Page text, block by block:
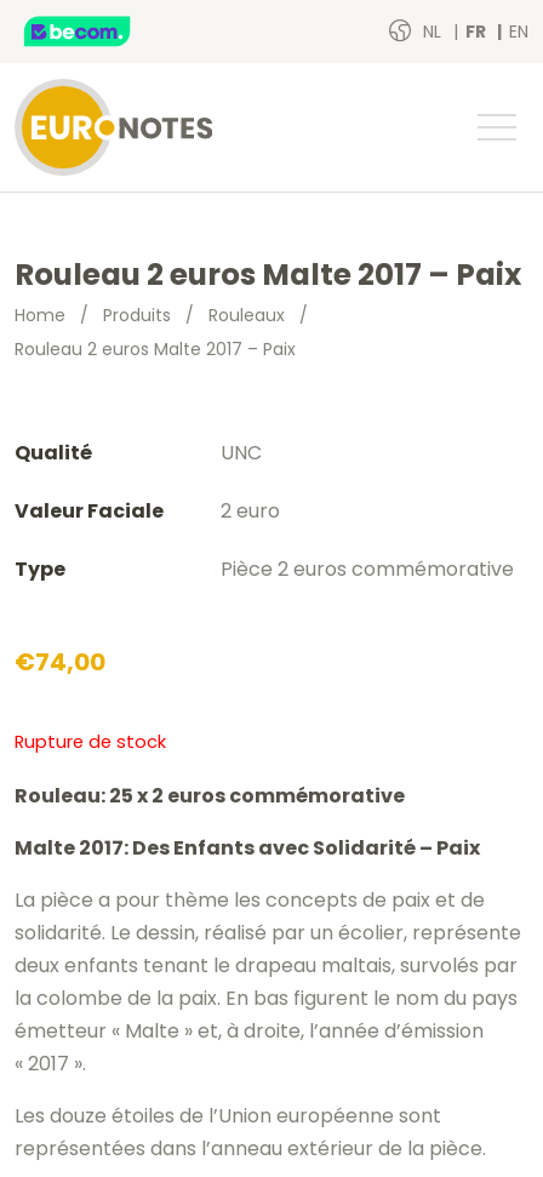
NL FR EN
Rouleau 2 euros Malte 2017 – Paix
Home / Produits / Rouleaux /
Rouleau 2 euros Malte 2017 – Paix
Qualité UNC
Valeur Faciale 2 euro
Type Pièce 2 euros commémorative
€74,00
Rupture de stock
Rouleau: 25 x 2 euros commémorative
Malte 2017: Des Enfants avec Solidarité – Paix
La pièce a pour thème les concepts de paix et de
solidarité. Le dessin, réalisé par un écolier, représente
deux enfants tenant le drapeau maltais, survolés par
la colombe de la paix. En bas figurent le nom du pays
émetteur « Malte » et, à droite, l’année d’émission
« 2017 ».
Les douze étoiles de l’Union européenne sont
représentées dans l’anneau extérieur de la pièce.